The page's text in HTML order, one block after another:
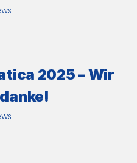
2025 – Wir